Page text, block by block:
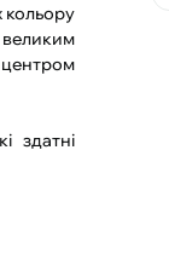
кольору
здатні